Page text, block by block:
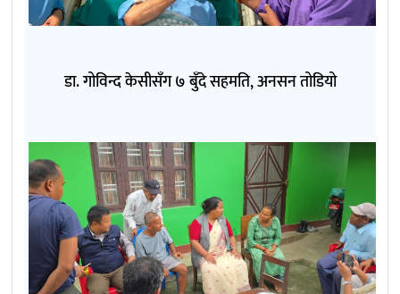
डा. गोविन्द केसीसँग ७ बुँदे सहमति, अनसन तोडियो